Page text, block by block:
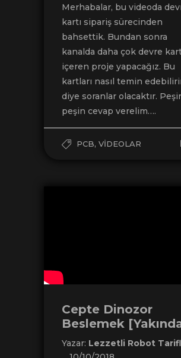
Merhabalar, bu videoda
kartı sipariş sürecinden
bahsettik. Bundan sonra
kanalda daha çok devre
içeren proje yapacağız. Bu
kartları nasıl temin
diye soranlar olacaktır.
peşin cevap verelim….
PCB, VIDEOLAR
Cepte Dinozor
Beslemek
Yazar: Lezzetli Robot